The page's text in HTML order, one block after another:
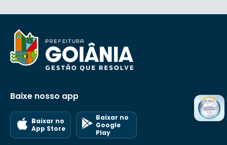
Baixe nosso app
Baixar no
App Store
Baixar no
Google
Play